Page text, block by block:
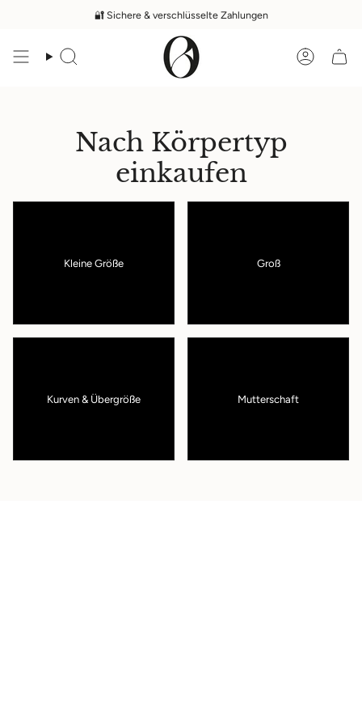
🔐 Sichere & verschlüsselte Zahlungen
Suche Konto
Nach Körpertyp
einkaufen
Kleine Größe Groß
Kurven & Übergröße Mutterschaft